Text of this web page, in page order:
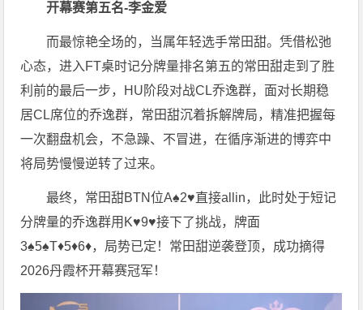
开幕赛第五名-李金爱
而最惊艳全场的，当属年轻选手常田甜。凭借松弛
心态，进入FT桌时记分牌量排名第五的常田甜走到了胜
利前的最后一步，HU阶段对战CL乔逸群，面对长期稳
居CL席位的乔逸群，常田甜沉着拆解牌局，精准把握每
一次翻盘机会，不急躁、不冒进，在循序渐进的博弈中
将局势慢慢逆转了过来。
最终，常田甜BTN位A♠2♥直接allin，此时处于短记
分牌量的乔逸群用K♥9♥接下了挑战，牌面
3♠5♠T♦5♦6♦，局势已定！常田甜逆袭登顶，成功摘得
2026丹霞杯开幕赛冠军！